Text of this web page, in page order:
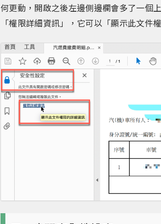
何更動，開啟之後左邊側邊欄會多了一個
「權限詳細資訊」，它可以「顯示此文件